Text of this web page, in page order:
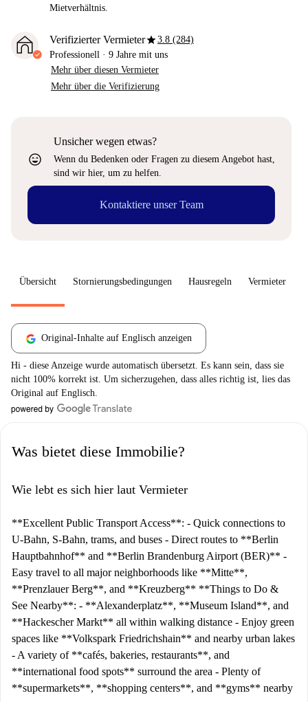
Mietverhältnis.
Verifizierter Vermieterstar3.8 (284)
Professionell · 9 Jahre mit uns
Mehr über diesen Vermieter
Mehr über die Verifizierung
sentiment_very_satisfied
Unsicher wegen etwas?
Wenn du Bedenken oder Fragen zu diesem Angebot hast,
sind wir hier, um zu helfen.
Kontaktiere unser Team
Übersicht Stornierungsbedingungen Hausregeln Vermieter
Original-Inhalte auf Englisch anzeigen
Hi - diese Anzeige wurde automatisch übersetzt. Es kann sein, dass sie
nicht 100% korrekt ist. Um sicherzugehen, dass alles richtig ist, lies das
Original auf Englisch.
Was bietet diese Immobilie?
Wie lebt es sich hier laut Vermieter
**Excellent Public Transport Access**: - Quick connections to
U-Bahn, S-Bahn, trams, and buses - Direct routes to **Berlin
Hauptbahnhof** and **Berlin Brandenburg Airport (BER)** -
Easy travel to all major neighborhoods like **Mitte**,
**Prenzlauer Berg**, and **Kreuzberg** **Things to Do &
See Nearby**: - **Alexanderplatz**, **Museum Island**, and
**Hackescher Markt** all within walking distance - Enjoy green
spaces like **Volkspark Friedrichshain** and nearby urban lakes
- A variety of **cafés, bakeries, restaurants**, and
**international food spots** surround the area - Plenty of
**supermarkets**, **shopping centers**, and **gyms** nearby